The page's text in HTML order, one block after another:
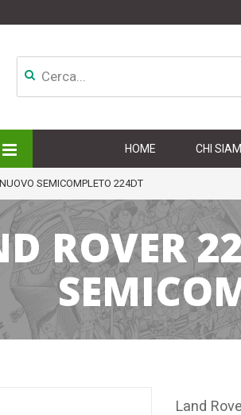
HOME CHI
SEMICOMPLETO 224DT
ROVER
Land